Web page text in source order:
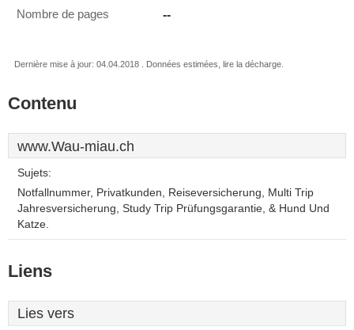
Nombre de pages --
Dernière mise à jour: 04.04.2018 . Données estimées, lire la décharge.
Contenu
www.Wau-miau.ch
Sujets:
Notfallnummer, Privatkunden, Reiseversicherung, Multi Trip
Jahresversicherung, Study Trip Prüfungsgarantie, & Hund Und
Katze.
Liens
Lies vers